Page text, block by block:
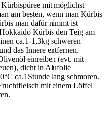
mit möglichst
am besten, wenn man Kürbis
man dafür nimmt ist
Kürbis den Teig am
ca.1-1,3kg schweren
das Innere entfernen.
einreiben (evt. mit
dicht in Alufolie
ca.1Stunde lang schmoren.
mit einem Löffel